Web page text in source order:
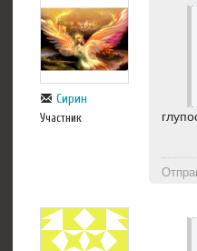
Сирин
Участник